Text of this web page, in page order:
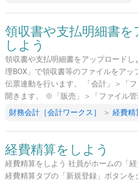
領収書や支払明細書を
しよう
領収書や支払明細書をアップロード
理BOX」で領収書等のファイルをア
伝票連動を行います。 「会計」＞「
開きます。 ※「販売」＞「ファイル管
財務会計［会計ワークス］
＞ 経費精
経費精算をしよう
経費精算をしよう 社員がホームの「経
経費精算タブの「新規登録」ボタン